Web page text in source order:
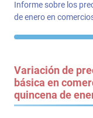
Informe sobre los
de enero en
Variación de
básica en
quincena de